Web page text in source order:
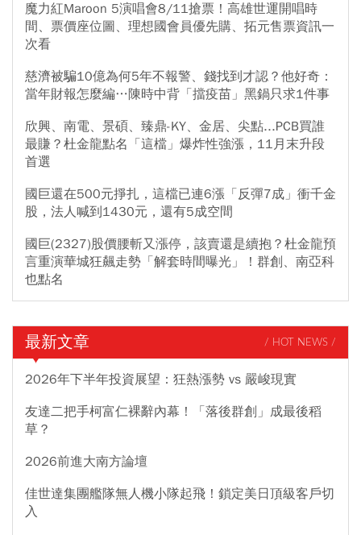
魔力紅Maroon 5演唱會8/11搶票！高雄世運開唱時
間、票價座位圖、理想國會員優先購、拓元售票資訊一
次看
慈濟被騙10億為何5年不報警、錢找到才認？他好奇：
當年財報怎麼編…陳時中背「擋疫苗」黑鍋只求1件事
欣興、南電、景碩、臻鼎-KY、金居、尖點...PCB買誰
最賺？杜金龍點名「這檔」爆炸性強漲，11月末升段
首選
國巨還在500元掙扎，這檔已連6漲「反彈7成」衝千金
股，法人喊到1430元，還有5成空間
國巨(2327)股價腰斬又漲停，該賣還是續抱？杜金龍預
言重演華城狂飆走勢「解套時間曝光」！群創、南亞科
也點名
最新文章 / HOT NEWS /
2026年下半年投資展望：狂熱漲勢 vs 嚴峻現實
友達二把手柯富仁裸辭內幕！「落後群創」成最後稻
草？
2026前進大南方論壇
佳世達集團艦隊無人機小隊起飛！鎖定美日頂級客戶切
入